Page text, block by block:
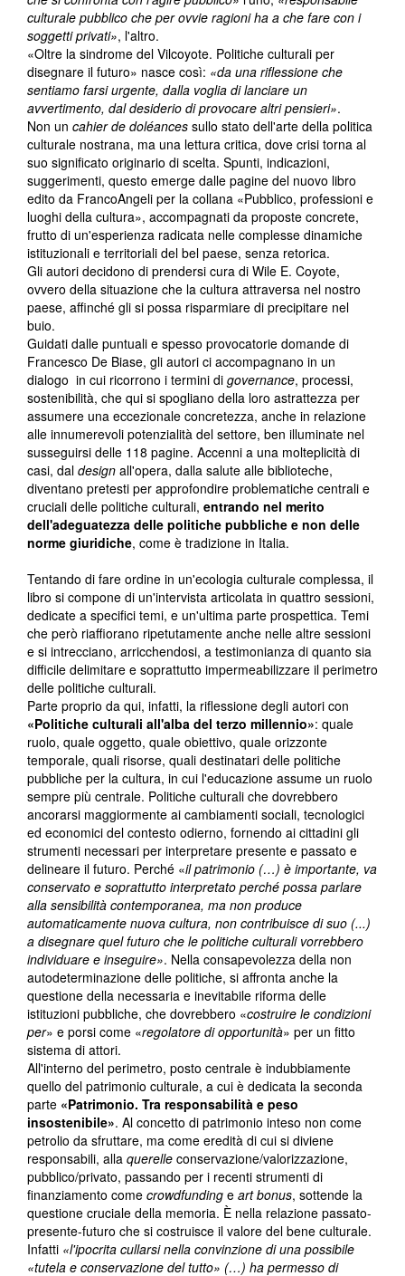
culturale pubblico che per ovvie ragioni ha a che fare con i
soggetti privati», l'altro.
«Oltre la sindrome del Vilcoyote. Politiche culturali per
disegnare il futuro» nasce così: «da una riflessione che
sentiamo farsi urgente, dalla voglia di lanciare un
avvertimento, dal desiderio di provocare altri pensieri».
Non un cahier de doléances sullo stato dell'arte della politica
culturale nostrana, ma una lettura critica, dove crisi torna al
suo significato originario di scelta. Spunti, indicazioni,
suggerimenti, questo emerge dalle pagine del nuovo libro
edito da FrancoAngeli per la collana «Pubblico, professioni e
luoghi della cultura», accompagnati da proposte concrete,
frutto di un'esperienza radicata nelle complesse dinamiche
istituzionali e territoriali del bel paese, senza retorica.
Gli autori decidono di prendersi cura di Wile E. Coyote,
ovvero della situazione che la cultura attraversa nel nostro
paese, affinché gli si possa risparmiare di precipitare nel
buio.
Guidati dalle puntuali e spesso provocatorie domande di
Francesco De Biase, gli autori ci accompagnano in un
dialogo in cui ricorrono i termini di governance, processi,
sostenibilità, che qui si spogliano della loro astrattezza per
assumere una eccezionale concretezza, anche in relazione
alle innumerevoli potenzialità del settore, ben illuminate nel
susseguirsi delle 118 pagine. Accenni a una molteplicità di
casi, dal design all'opera, dalla salute alle biblioteche,
diventano pretesti per approfondire problematiche centrali e
cruciali delle politiche culturali, entrando nel merito
dell'adeguatezza delle politiche pubbliche e non delle
norme giuridiche, come è tradizione in Italia.
Tentando di fare ordine in un'ecologia culturale complessa, il
libro si compone di un'intervista articolata in quattro sessioni,
dedicate a specifici temi, e un'ultima parte prospettica. Temi
che però riaffiorano ripetutamente anche nelle altre sessioni
e si intrecciano, arricchendosi, a testimonianza di quanto sia
difficile delimitare e soprattutto impermeabilizzare il perimetro
delle politiche culturali.
Parte proprio da qui, infatti, la riflessione degli autori con
«Politiche culturali all'alba del terzo millennio»: quale
ruolo, quale oggetto, quale obiettivo, quale orizzonte
temporale, quali risorse, quali destinatari delle politiche
pubbliche per la cultura, in cui l'educazione assume un ruolo
sempre più centrale. Politiche culturali che dovrebbero
ancorarsi maggiormente ai cambiamenti sociali, tecnologici
ed economici del contesto odierno, fornendo ai cittadini gli
strumenti necessari per interpretare presente e passato e
delineare il futuro. Perché «il patrimonio (…) è importante, va
conservato e soprattutto interpretato perché possa parlare
alla sensibilità contemporanea, ma non produce
automaticamente nuova cultura, non contribuisce di suo (...)
a disegnare quel futuro che le politiche culturali vorrebbero
individuare e inseguire». Nella consapevolezza della non
autodeterminazione delle politiche, si affronta anche la
questione della necessaria e inevitabile riforma delle
istituzioni pubbliche, che dovrebbero «costruire le condizioni
per» e porsi come «regolatore di opportunità» per un fitto
sistema di attori.
All'interno del perimetro, posto centrale è indubbiamente
quello del patrimonio culturale, a cui è dedicata la seconda
parte «Patrimonio. Tra responsabilità e peso
insostenibile». Al concetto di patrimonio inteso non come
petrolio da sfruttare, ma come eredità di cui si diviene
responsabili, alla querelle conservazione/valorizzazione,
pubblico/privato, passando per i recenti strumenti di
finanziamento come crowdfunding e art bonus, sottende la
questione cruciale della memoria. È nella relazione passato-
presente-futuro che si costruisce il valore del bene culturale.
Infatti «l'ipocrita cullarsi nella convinzione di una possibile
«tutela e conservazione del tutto» (…) ha permesso di